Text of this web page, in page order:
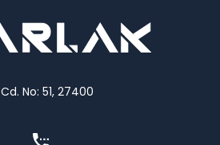
No: 51, 27400